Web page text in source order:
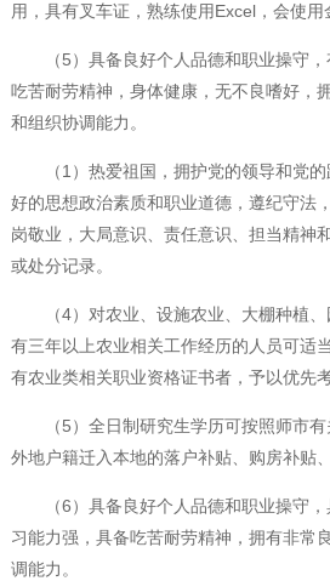
用，具有叉车证，熟练使用Excel，会使用
（5）具备良好个人品德和职业操守，
吃苦耐劳精神，身体健康，无不良嗜好，
和组织协调能力。
（1）热爱祖国，拥护党的领导和党的
好的思想政治素质和职业道德，遵纪守法
岗敬业，大局意识、责任意识、担当精神
或处分记录。
（4）对农业、设施农业、大棚种植、
有三年以上农业相关工作经历的人员可适
有农业类相关职业资格证书者，予以优先考
（5）全日制研究生学历可按照师市有
外地户籍迁入本地的落户补贴、购房补贴
（6）具备良好个人品德和职业操守，
习能力强，具备吃苦耐劳精神，拥有非常
调能力。